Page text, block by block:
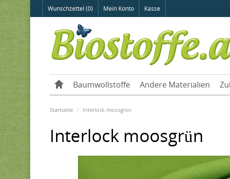
Wunschzettel (0) Mein Konto Kasse
Baumwollstoffe Andere Materialien
Startseite Interlock moosgrün
Interlock moosgrün